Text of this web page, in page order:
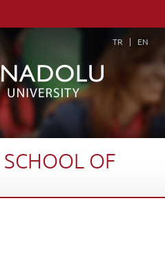
TR EN
SCHOOL OF